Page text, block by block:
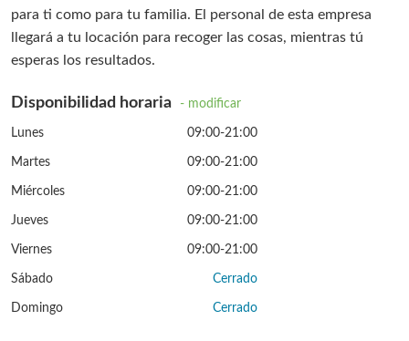
para ti como para tu familia. El personal de esta empresa
llegará a tu locación para recoger las cosas, mientras tú
esperas los resultados.
Disponibilidad horaria - modificar
Lunes 09:00-21:00
Martes 09:00-21:00
Miércoles 09:00-21:00
Jueves 09:00-21:00
Viernes 09:00-21:00
Sábado Cerrado
Domingo Cerrado